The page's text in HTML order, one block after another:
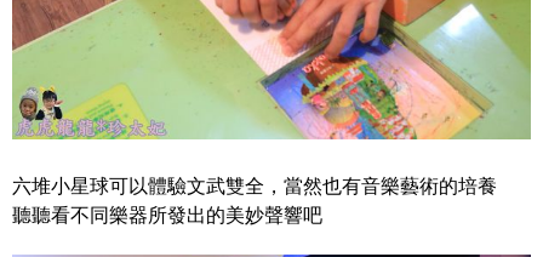
六堆小星球可以體驗文武雙全，當然也有音樂藝術的培養
聽聽看不同樂器所發出的美妙聲響吧